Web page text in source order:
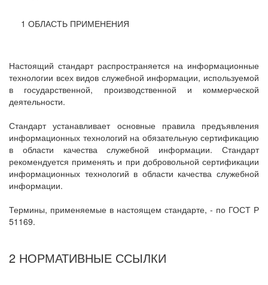
1 ОБЛАСТЬ ПРИМЕНЕНИЯ
Настоящий стандарт распространяется на информационные
технологии всех видов служебной информации, используемой
в государственной, производственной и коммерческой
деятельности.
Стандарт устанавливает основные правила предъявления
информационных технологий на обязательную сертификацию
в области качества служебной информации. Стандарт
рекомендуется применять и при добровольной сертификации
информационных технологий в области качества служебной
информации.
Термины, применяемые в настоящем стандарте, - по ГОСТ Р
51169.
2 НОРМАТИВНЫЕ ССЫЛКИ